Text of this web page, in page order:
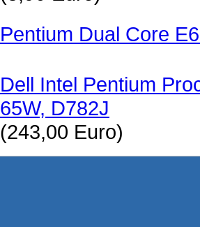
Pentium Dual Core
Dell Intel Pentium
65W, D782J
(243,00 Euro)